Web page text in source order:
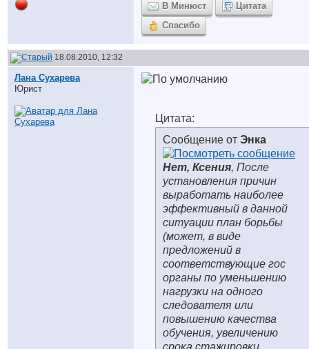
В Минюст
Цитата
Спасибо
18.08.2010, 12:32
Лана Сухарева
Юрист
Цитата:
Сообщение от Энка
Нет, Ксения, После
установления причин
выработать наиболее
эффективный в данной
ситуации план борьбы
(может, в виде
предложений в
соответствующие гос
органы по уменьшению
нагрузки на одного
следователя или
повышению качества
обучения, увеличению
срока стажировки,